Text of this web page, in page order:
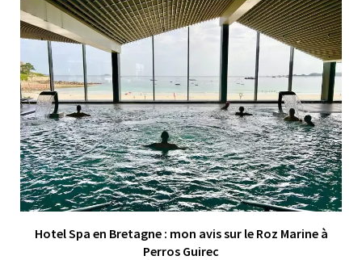
Hotel Spa en Bretagne : mon avis sur le Roz Marine à
Perros Guirec